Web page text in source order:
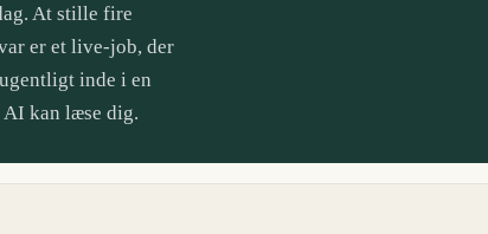
At stille fire
er et live-job, der
inde i en
kan læse dig.